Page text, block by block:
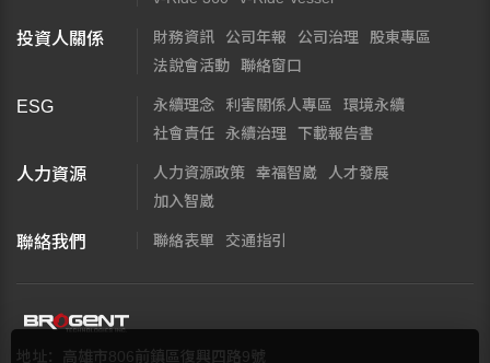
投資人關係 財務資訊 公司年報 公司治理
股東專區
法說會活動
聯絡窗口
ESG 永續理念 利害關係人專區
環境永續
社會責任
永續治理 下載報告書
人力資源 人力資源政策 幸福智崴
人才發展
加入智崴
聯絡我們 聯絡表單 交通指引
地址：高雄市806前鎮區復興四路9號